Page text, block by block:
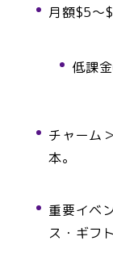
月額$5〜
低課
チャーム
本。
重要イベ
ス・ギフ